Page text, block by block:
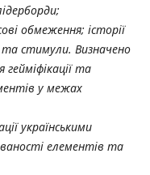
обмеження; історії
стимули. Визначено
та
у межах
українськими
елементів та